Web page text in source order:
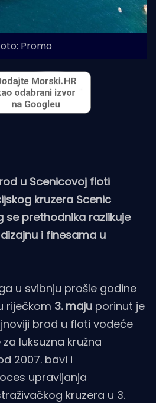
Promo
u Scenicovoj floti
kruzera Scenic
se prethodnika razlikuje
i finesama u
u svibnju prošle godine
riječkom 3. maju porinut je
brod u floti vodeće
luksuzna kružna
2007. bavi i
upravljanja
kruzera u 3.